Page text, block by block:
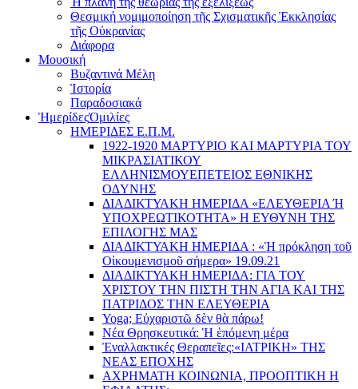
Θεσμική νομιμοποίηση τῆς Σχισματικῆς Ἐκκλησίας
τῆς Οὐκρανίας
Διάφορα
Μουσική
Βυζαντινά Μέλη
Ἰστορία
Παραδοσιακά
ἩμερίδεςὉμιλίες
ΗΜΕΡΙΔΕΣ Ε.Π.Μ.
1922-1920 ΜΑΡΤΥΡΙΟ ΚΑI ΜΑΡΤΥΡIΑ ΤΟΥ
ΜΙΚΡΑΣΙΑΤΙΚΟΥ
EΛΛΗΝΙΣΜΟΥEΠEΤΕΙΟΣ EΘΝΙΚHΣ
O∆YΝΗΣ
ΔΙΑΔΙΚΤΥΑΚΗ ΗΜΕΡΙΔΑ «EΛΕΥΘΕΡΙΑ Ή
YΠΟΧΡΕΩΤΙΚΟΤΗΤΑ» Η ΕΥΘΥΝΗ ΤΗΣ
EΠΙΛΟΓΗΣ ΜΑΣ
ΔΙΑΔΙΚΤΥΑΚΗ ΗΜΕΡΙΔΑ : «Ἡ πρόκληση τοῦ
Οἰκουμενισμοῦ σήμερα» 19.09.21
ΔΙΑΔΙΚΤΥΑΚΗ ΗΜΕΡΙΔΑ: ΓΙΑ ΤΟΥ
ΧΡΙΣΤΟΥ ΤΗΝ ΠΙΣΤΗ ΤΗΝ ΑΓΙΑ ΚΑΙ ΤΗΣ
ΠΑΤΡΙΔΟΣ ΤΗΝ ΕΛΕΥΘΕΡΙΑ
Yoga; Εὐχαριστῶ δὲν θὰ πάρω!
Νέα Θρησκευτικά: Ἡ ἑπόμενη μέρα
Ἐναλλακτικές Θεραπεῖες:«ΙΑΤΡΙΚΗ» ΤΗΣ
ΝΕΑΣ ΕΠΟΧΗΣ
ΑΧΡΗΜΑΤΗ ΚΟΙΝΩΝΙΑ, ΠΡΟΟΠΤΙΚΗ Η